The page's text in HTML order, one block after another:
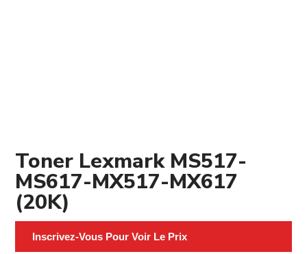
Toner Lexmark MS517-
MS617-MX517-MX617
(20K)
Inscrivez-Vous Pour Voir Le Prix